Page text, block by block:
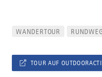
WANDERTOUR
TOUR AUF